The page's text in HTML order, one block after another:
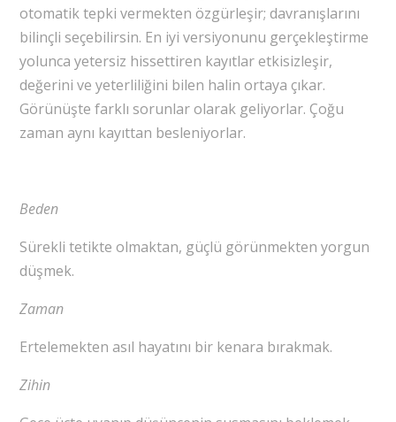
otomatik tepki vermekten özgürleşir; davranışlarını
bilinçli seçebilirsin. En iyi versiyonunu gerçekleştirme
yolunca yetersiz hissettiren kayıtlar etkisizleşir,
değerini ve yeterliliğini bilen halin ortaya çıkar.
Görünüşte farklı sorunlar olarak geliyorlar. Çoğu
zaman aynı kayıttan besleniyorlar.
Beden
Sürekli tetikte olmaktan, güçlü görünmekten yorgun
düşmek.
Zaman
Ertelemekten asıl hayatını bir kenara bırakmak.
Zihin